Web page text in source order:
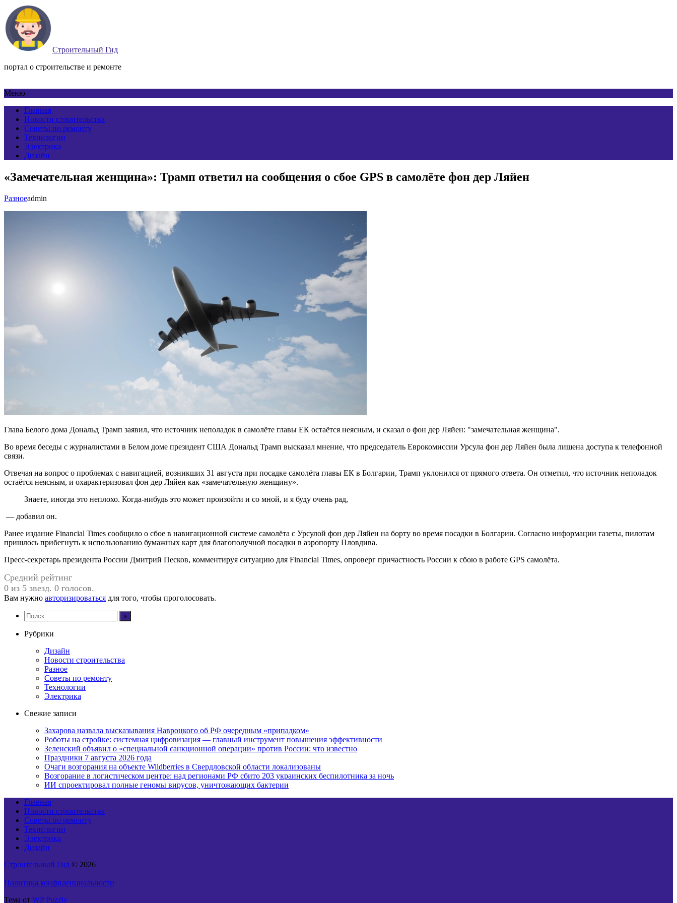
Строительный Гид
портал о строительстве и ремонте
Меню
Главная
Новости строительства
Советы по ремонту
Технологии
Электрика
Дизайн
«Замечательная женщина»: Трамп ответил на сообщения о сбое GPS в самолёте фон дер Ляйен
Разноеadmin
Глава Белого дома Дональд Трамп заявил, что источник неполадок в самолёте главы ЕК остаётся неясным, и сказал о фон дер Ляйен: "замечательная женщина".
Во время беседы с журналистами в Белом доме президент США Дональд Трамп высказал мнение, что председатель Еврокомиссии Урсула фон дер Ляйен была лишена доступа к телефонной
связи.
Отвечая на вопрос о проблемах с навигацией, возникших 31 августа при посадке самолёта главы ЕК в Болгарии, Трамп уклонился от прямого ответа. Он отметил, что источник неполадок
остаётся неясным, и охарактеризовал фон дер Ляйен как «замечательную женщину».
Знаете, иногда это неплохо. Когда-нибудь это может произойти и со мной, и я буду очень рад,
— добавил он.
Ранее издание Financial Times сообщило о сбое в навигационной системе самолёта с Урсулой фон дер Ляйен на борту во время посадки в Болгарии. Согласно информации газеты, пилотам
пришлось прибегнуть к использованию бумажных карт для благополучной посадки в аэропорту Пловдива.
Пресс-секретарь президента России Дмитрий Песков, комментируя ситуацию для Financial Times, опроверг причастность России к сбою в работе GPS самолёта.
Средний рейтинг
0 из 5 звезд. 0 голосов.
Вам нужно авторизироваться для того, чтобы проголосовать.
Рубрики
Дизайн
Новости строительства
Разное
Советы по ремонту
Технологии
Электрика
Свежие записи
Захарова назвала высказывания Навроцкого об РФ очередным «припадком»
Роботы на стройке: системная цифровизация — главный инструмент повышения эффективности
Зеленский объявил о «специальной санкционной операции» против России: что известно
Праздники 7 августа 2026 года
Очаги возгорания на объекте Wildberries в Свердловской области локализованы
Возгорание в логистическом центре: над регионами РФ сбито 203 украинских беспилотника за ночь
ИИ спроектировал полные геномы вирусов, уничтожающих бактерии
Главная
Новости строительства
Советы по ремонту
Технологии
Электрика
Дизайн
Строительный Гид © 2026
Политика конфиденциальности
Тема от WP Puzzle